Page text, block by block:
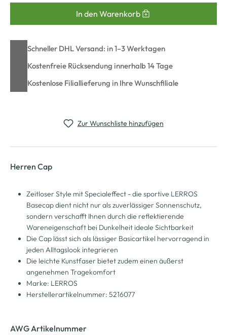
In den Warenkorb
Schneller DHL Versand: in 1–3 Werktagen
Kostenfreie Rücksendung innerhalb 14 Tage
Kostenlose Filiallieferung in Ihre Wunschfiliale
Zur Wunschliste hinzufügen
Herren Cap
Zeitloser Style mit Specialeffect - die sportive LERROS
Basecap dient nicht nur als zuverlässiger Sonnenschutz,
sondern verschafft Ihnen durch die reflektierende
Wareneigenschaft bei Dunkelheit ideale Sichtbarkeit
Die Cap lässt sich als lässiger Basicartikel hervorragend in
jeden Alltagslook integrieren
Die leichte Kunstfaser bietet zudem einen äußerst
angenehmen Tragekomfort
Marke: LERROS
Herstellerartikelnummer: 5216077
AWG Artikelnummer